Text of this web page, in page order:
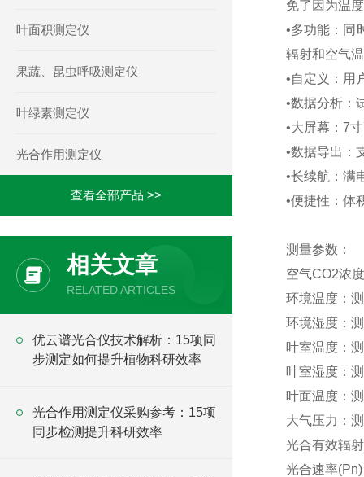
免了因为温
•多功能：同
辐射和空气
•自定义：用
•数据分析：
•大屏幕：7
•数据导出：
•长续航：满
•便捷性：体
测量参数：
空气CO2浓
环境温度：
环境湿度：
叶室温度：
叶室湿度：
叶面温度：
大气压力：
光合有效辐
光合速率
叶面积测定仪
果蔬、昆虫呼吸测定仪
叶绿素测定仪
光合作用测定仪
查看全部产品 >>
相关文章
RELATED ARTICLES
优云谱光合仪技术解析：15项同
步测定如何提升植物科研效率
光合作用测定仪采购参考：15项
同步检测提升科研效率